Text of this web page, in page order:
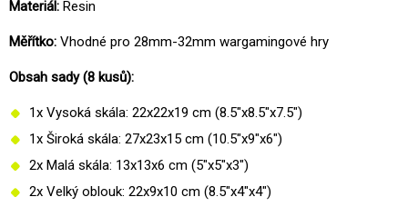
Materiál: Resin
Měřítko: Vhodné pro 28mm-32mm wargamingové hry
Obsah sady (8 kusů):
1x Vysoká skála: 22x22x19 cm (8.5"x8.5"x7.5")
1x Široká skála: 27x23x15 cm (10.5"x9"x6")
2x Malá skála: 13x13x6 cm (5"x5"x3")
2x Velký oblouk: 22x9x10 cm (8.5"x4"x4")